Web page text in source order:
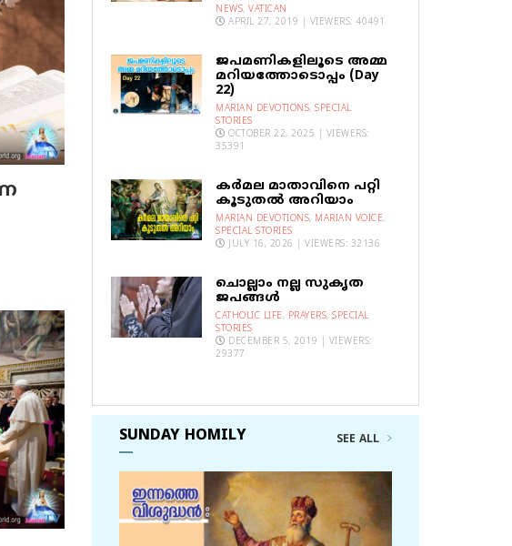
NEWS, VATICAN
APRIL 27, 2019 | VIEWERS: 40491
ജപമണികളിലൂടെ അമ്മ
മറിയത്തോടൊപ്പം (Day
22)
MARIAN DEVOTIONS, SPECIAL
STORIES
OCTOBER 22, 2025 | VIEWERS:
35391
കര്‍മല മാതാവിനെ പറ്റി
കൂടുതല്‍ അറിയാം
MARIAN DEVOTIONS, MARIAN VOICE,
SPECIAL STORIES
JULY 16, 2026 | VIEWERS: 32136
ചൊല്ലാം നല്ല സുകൃത
ജപങ്ങൾ
CATHOLIC LIFE, PRAYERS, SPECIAL
STORIES
DECEMBER 5, 2019 | VIEWERS:
29377
SUNDAY HOMILY SEE ALL